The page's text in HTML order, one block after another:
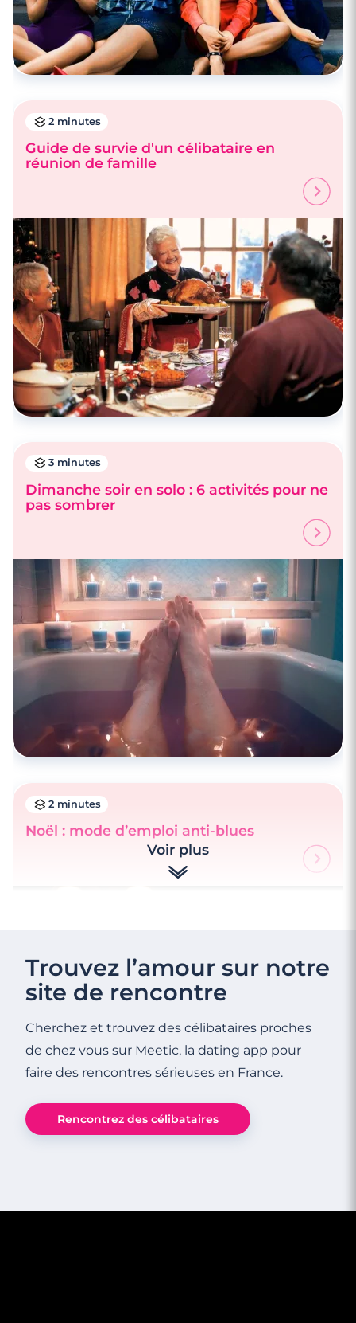
2 minutes
Guide de survie d'un célibataire en
réunion de famille
3 minutes
Dimanche soir en solo : 6 activités pour ne
pas sombrer
2 minutes
Noël : mode d’emploi anti-blues
Voir plus
Trouvez l’amour sur notre
site de rencontre
Cherchez et trouvez des célibataires proches
de chez vous sur Meetic, la dating app pour
faire des rencontres sérieuses en France.
Rencontrez des célibataires